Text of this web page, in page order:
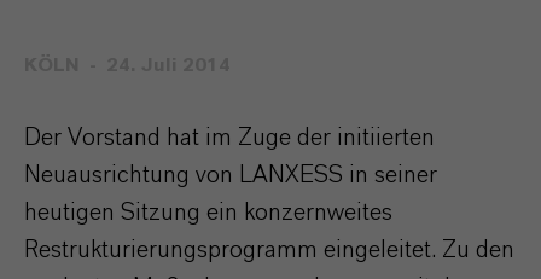
Der Vorstand hat im Zuge der initiierten
Neuausrichtung von LANXESS in seiner
heutigen Sitzung ein konzernweites
Restrukturierungsprogramm eingeleitet. Zu den